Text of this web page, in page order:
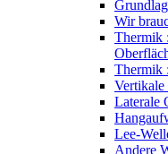
Wir
Thermik
Thermik
Vertikale
Laterale
Lee-
Andere